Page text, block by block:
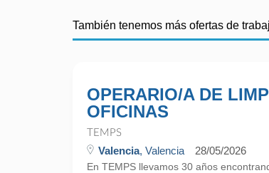
También tenemos más ofertas de
OPERARIO/A DE
OFICINAS
TEMPS
Valencia, Valencia 28/05/2026
En TEMPS llevamos 30 años